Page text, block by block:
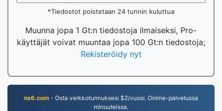
*Tiedostot poistetaan 24 tunnin kuluttua
Muunna jopa 1 Gt:n tiedostoja ilmaiseksi, Pro-
käyttäjät voivat muuntaa jopa 100 Gt:n tiedostoja;
Rekisteröidy nyt
ns6.com - Osta verkkotunnuksesi $2/vuosi. Online-palvelussa
minuuteissa.